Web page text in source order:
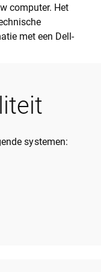
computer. Het
met een Dell-
systemen: